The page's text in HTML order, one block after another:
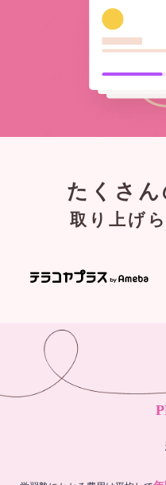
たくさん
取り上げ